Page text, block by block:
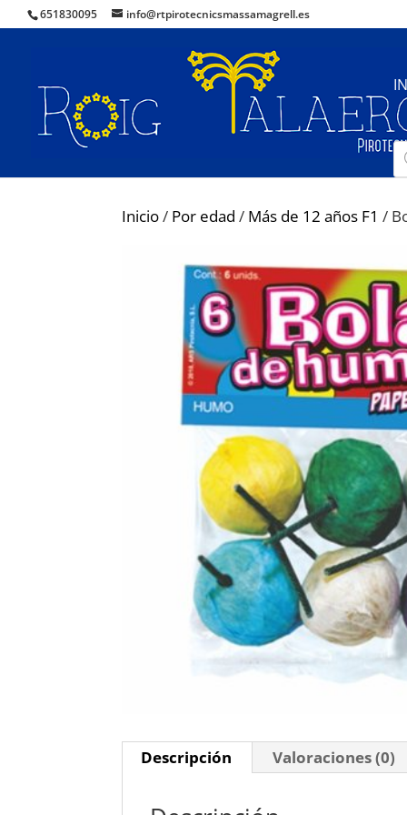
651830095 info@rtpirotecnicsmassamagrell.es
de
Inicio/ Por edad / Más de 12 años F1 /
Descripción Valoraciones (0)